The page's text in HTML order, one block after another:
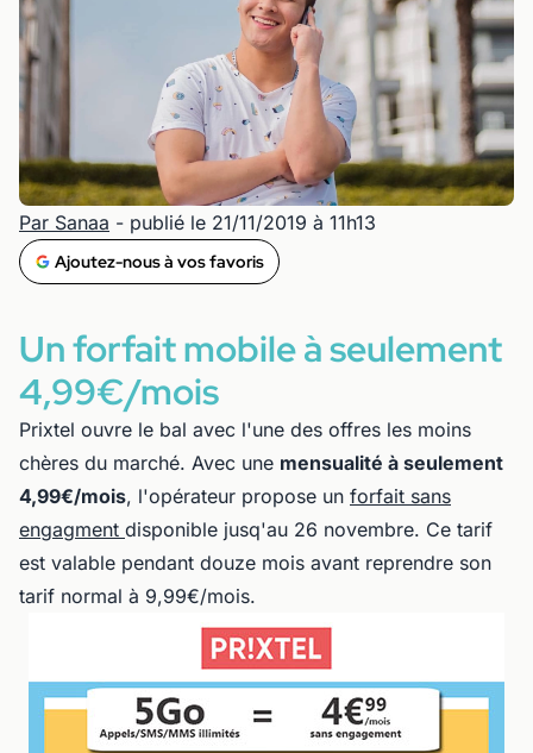
Par Sanaa - publié le 21/11/2019 à 11h13
Ajoutez-nous à vos favoris
Un forfait mobile à seulement
4,99€/mois
Prixtel ouvre le bal avec l'une des offres les moins
chères du marché. Avec une mensualité à seulement
4,99€/mois, l'opérateur propose un forfait sans
engagment disponible jusq'au 26 novembre. Ce tarif
est valable pendant douze mois avant reprendre son
tarif normal à 9,99€/mois.